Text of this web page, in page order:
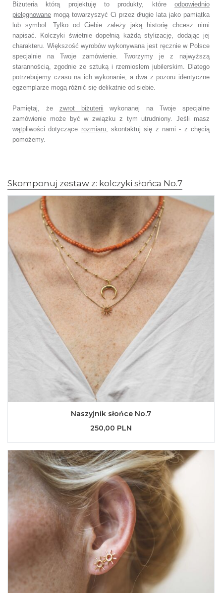
Biżuteria którą projektuję to produkty, które odpowiednio
pielęgnowane mogą towarzyszyć Ci przez długie lata jako pamiątka
lub symbol. Tylko od Ciebie zależy jaką historię chcesz nimi
napisać.
Kolczyki świetnie dopełnią każdą stylizację, dodając jej
charakteru. Większość wyrobów wykonywana jest ręcznie w Polsce
specjalnie na Twoje zamówienie. Tworzymy je z najwyższą
starannością, zgodnie ze sztuką i rzemiosłem jubilerskim. Dlatego
potrzebujemy czasu na ich wykonanie, a dwa z pozoru identyczne
egzemplarze mogą różnić się delikatnie od siebie.
Pamiętaj, że zwrot biżuterii wykonanej na Twoje specjalne
zamówienie może być w związku z tym utrudniony. Jeśli masz
wątpliwości dotyczące rozmiaru,skontaktuj się z nami - z chęcią
pomożemy.
Skomponuj zestaw z: kolczyki słońca No.7
Naszyjnik słońce No.7
250,00 PLN